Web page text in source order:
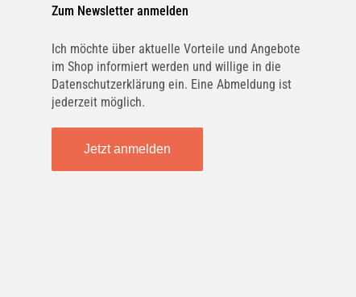
Zum Newsletter anmelden
Ich möchte über aktuelle Vorteile und Angebote
im Shop informiert werden und willige in die
Datenschutzerklärung ein. Eine Abmeldung ist
jederzeit möglich.
Jetzt anmelden